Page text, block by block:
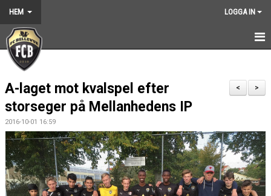
HEM LOGGA IN
HEM
NYHETER
GRUNDARNA
KONTAKT
KALENDER
BILDGALLERI
>
<
A-laget mot kvalspel efter
storseger på Mellanhedens IP
2016-10-01 16:59